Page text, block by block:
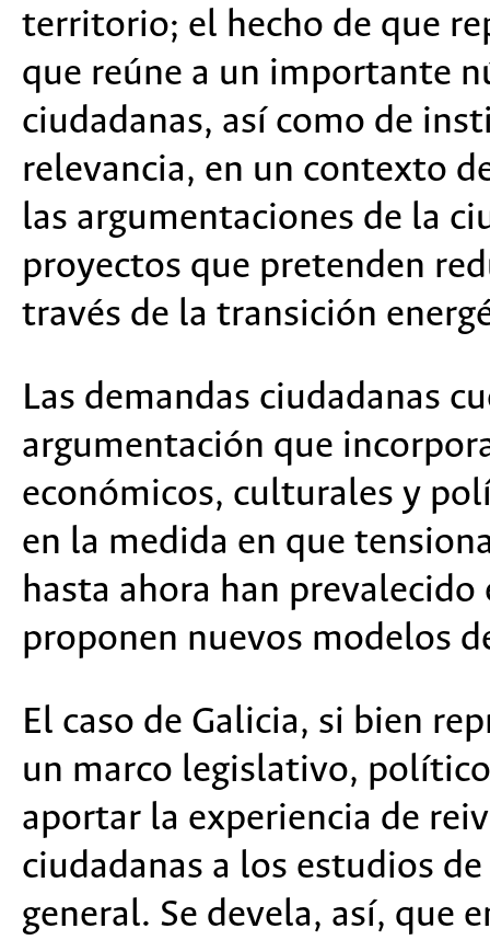
territorio; el hecho de que
que reúne a un importante
ciudadanas, así como de
relevancia, en un contexto
las argumentaciones de la
proyectos que pretenden
través de la transición
Las demandas ciudadanas
argumentación que
económicos, culturales y
en la medida en que
hasta ahora han
proponen nuevos modelos
El caso de Galicia, si bien
un marco legislativo,
aportar la experiencia de
ciudadanas a los estudios
general. Se devela, así, que